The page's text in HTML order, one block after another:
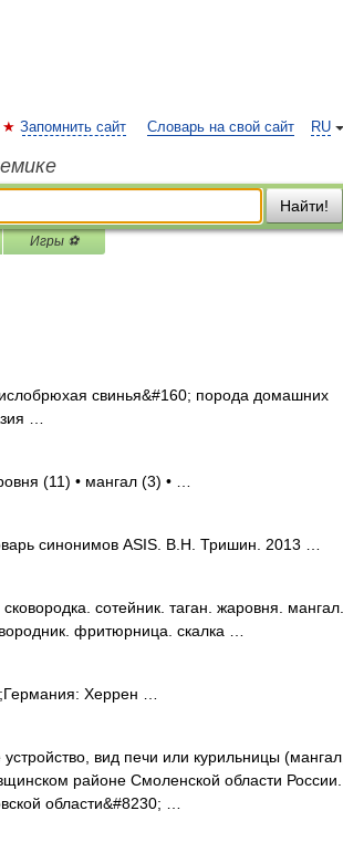
RU
Запомнить сайт Словарь на свой сайт
Найти!
Игры ⚽
свинья&#160; порода домашних
…
(11) • мангал (3) • …
синонимов ASIS. В.Н. Тришин. 2013 …
сотейник. таган. жаровня. мангал.
фритюрница. скалка …
Херрен …
вид печи или курильницы (мангал,
районе Смоленской области России.
области&#8230; …